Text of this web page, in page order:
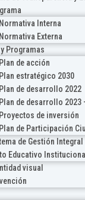
Normativa Interna
Normativa Externa
Programas
Plan de acción
Plan estratégico 2030
Plan de desarrollo 2022
Plan de desarrollo 2023
Proyectos de inversión
Plan de Participación
de Gestión Integral
Educativo Institucional
visual